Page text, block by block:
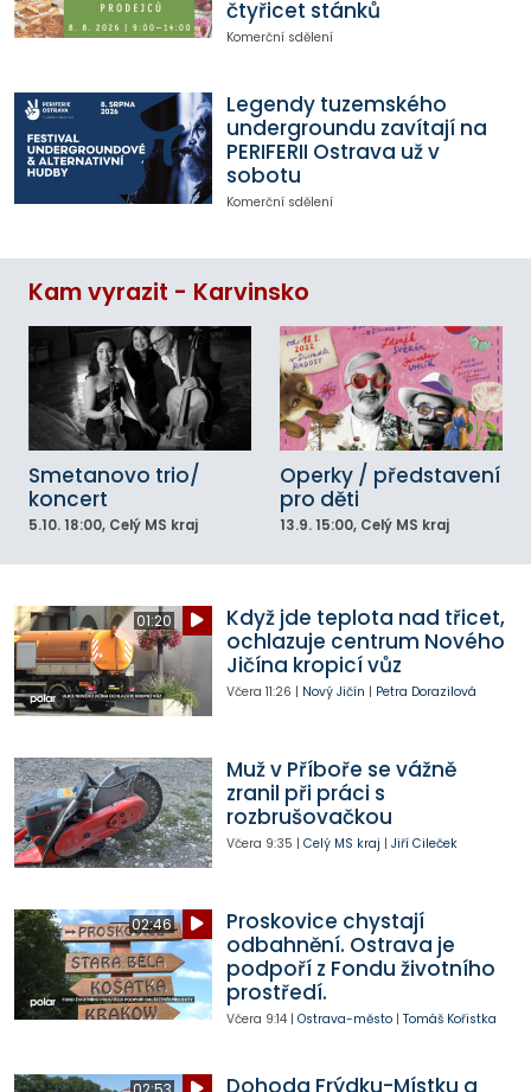
čtyřicet stánků
Komerční sdělení
Legendy tuzemského
undergroundu zavítají na
PERIFERII Ostrava už v
sobotu
Komerční sdělení
Kam vyrazit - Karvinsko
Smetanovo trio/
koncert
5.10. 18:00, Celý MS kraj
Operky / představení
pro děti
13.9. 15:00, Celý MS kraj
01:20
Když jde teplota nad třicet,
ochlazuje centrum Nového
Jičína kropicí vůz
Včera 11:26 | Nový Jičín | Petra Dorazilová
Muž v Příboře se vážně
zranil při práci s
rozbrušovačkou
Včera 9:35 | Celý MS kraj | Jiří Cileček
02:46
Proskovice chystají
odbahnění. Ostrava je
podpoří z Fondu životního
prostředí.
Včera 9:14| Ostrava-město| Tomáš Kořistka
Dohoda Frýdku-Místku a